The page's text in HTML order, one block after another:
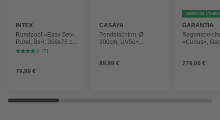
INTEX
Rundpool »Easy Set«,
Rund, BxH: 366x76 cm,
blau
(1)
79,99 €
CASAYA
Pendelschirm, Ø
300cm, UV50+,
89,99 €
GRATIS
GARANTIA
»Cubus«,
279,00 €